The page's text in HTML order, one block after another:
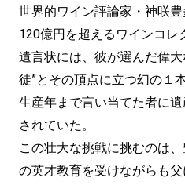
世界的ワイン評論家・神咲
120億円を超えるワインコレ
遺言状には、彼が選んだ偉
徒”とその頂点に立つ幻の１
生産年まで言い当てた者に
されていた。
この壮大な挑戦に挑むのは
の英才教育を受けながらも